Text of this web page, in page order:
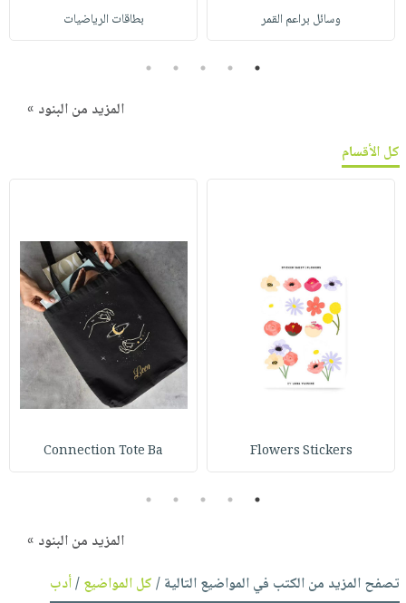
وسائل براعم القمر بطاقات الرياضيات
1
2
3
4
5
المزيد من البنود »
كل الأقسام
Flowers Stickers
Connection Tote Ba
1
2
3
4
5
المزيد من البنود »
تصفح المزيد من الكتب في المواضيع التالية /كل المواضيع/أدب